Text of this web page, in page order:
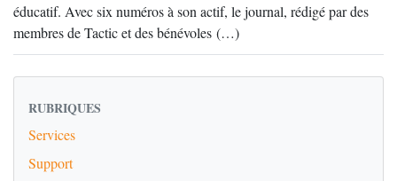
éducatif. Avec six numéros à son actif, le journal, rédigé par des
membres de Tactic et des bénévoles (…)
RUBRIQUES
Services
Support